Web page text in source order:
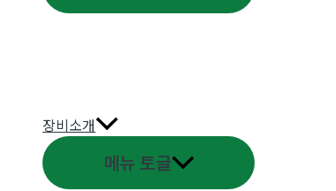
장비소개
메뉴 토글